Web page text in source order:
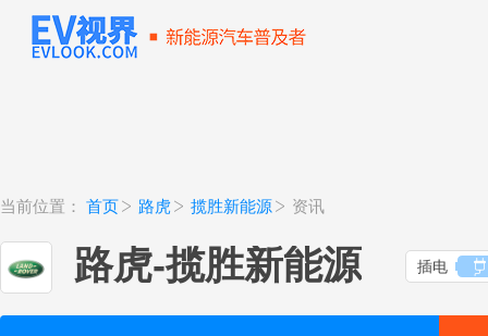
当前位置： 首页 路虎 揽胜新能源 资讯
路虎-揽胜新能源 插电